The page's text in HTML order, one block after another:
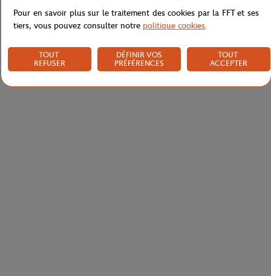
Pour en savoir plus sur le traitement des cookies par la FFT et ses
tiers, vous pouvez consulter notre politique cookies.
TOUT
REFUSER
DÉFINIR VOS
PRÉFÉRENCES
TOUT
ACCEPTER